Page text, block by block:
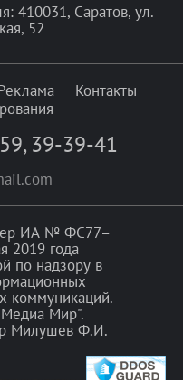
410031, Саратов, ул.
52
Контакты
, 39-39-41
ИА № ФС77–
2019 года
по надзору в
коммуникаций.
Мир".
Милушев Ф.И.